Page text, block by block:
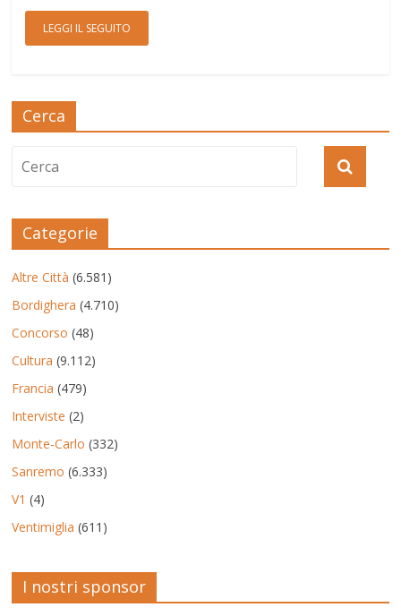
LEGGI IL SEGUITO
Cerca
Categorie
Altre Città (6.581)
Bordighera (4.710)
Concorso (48)
Cultura (9.112)
Francia (479)
Interviste (2)
Monte-Carlo (332)
Sanremo (6.333)
V1 (4)
Ventimiglia (611)
I nostri sponsor